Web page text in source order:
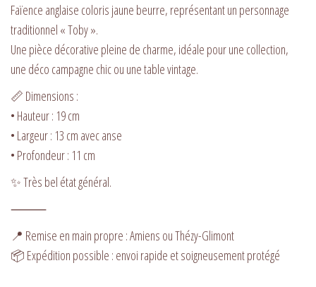
Faïence anglaise coloris jaune beurre, représentant un personnage
traditionnel « Toby ».
Une pièce décorative pleine de charme, idéale pour une collection,
une déco campagne chic ou une table vintage.
📏 Dimensions :
• Hauteur : 19 cm
• Largeur : 13 cm avec anse
• Profondeur : 11 cm
✨ Très bel état général.
⸻
📍 Remise en main propre : Amiens ou Thézy-Glimont
📦 Expédition possible : envoi rapide et soigneusement protégé